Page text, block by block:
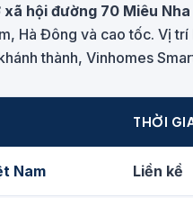
xã hội đường 70 Miêu Nha
Hà Đông và cao tốc. Vị
thành, Vinhomes
THỜI
Nam Liền kề